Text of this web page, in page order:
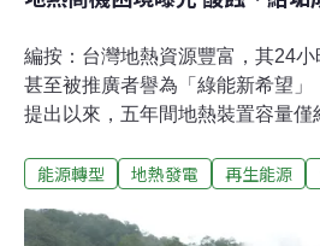
編按：台灣地熱資源豐富，其24小
甚至被推廣者譽為「綠能新希望」
提出以來，五年間地熱裝置容量僅
訊中心》透過系列報導爬梳背後原
卻步；下篇則盤點地熱開發後逐年
能源轉型 地熱發電 再生能源